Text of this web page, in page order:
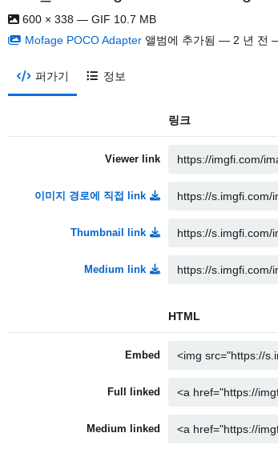
600 × 338 — GIF 10.7 MB
Mofage POCO Adapter 앨범에 추가됨 — 2 년 전
퍼가기 정보
링크
Viewer link
이미지 경로에 직접 link
Thumbnail link
Medium link
HTML
Embed
Full linked
Medium linked